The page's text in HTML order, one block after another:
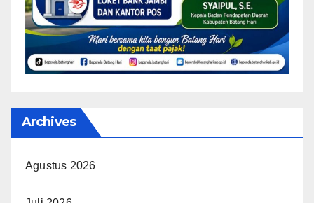
Archives
Agustus 2026